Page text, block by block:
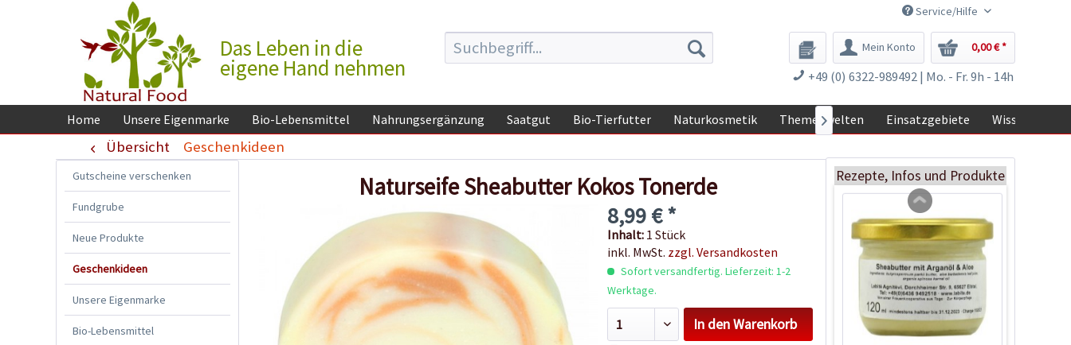
Service/Hilfe
Das Leben in die
eigene Hand nehmen
Mein Konto 0,00 € *
+49 (0) 6322-989492 | Mo. - Fr. 9h - 14h
Home Unsere Eigenmarke Bio-Lebensmittel Nahrungsergänzung Saatgut Bio-Tierfutter Naturkosmetik Themenwelten Einsatzgebiete Wissen

Übersicht Geschenkideen
Gutscheine verschenken
Fundgrube
Neue Produkte
Geschenkideen
Unsere Eigenmarke
Bio-Lebensmittel
Naturseife Sheabutter Kokos Tonerde
8,99 € *
Inhalt: 1 Stück
inkl. MwSt. zzgl. Versandkosten
Sofort versandfertig. Lieferzeit: 1-2
Werktage.
In den Warenkorb
Rezepte, Infos und Produkte
Menstruations-
Schwamm S,
natürlicher...
10,99 € *
Jetzt bestellen